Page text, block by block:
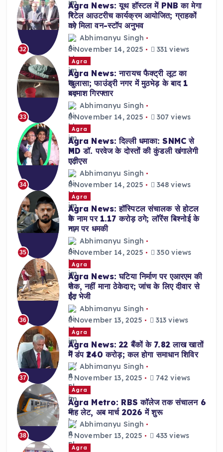
32
Agra News: यूथ हॉस्टल में PNB का मेगा
रिटेल आउटरीच कार्यक्रम आयोजित; ग्राहकों
को मिला वन-स्टॉप अनुभव
Abhimanyu Singh
November 14, 2025
331 views
33
Agra
Agra News: नारायच फैक्ट्री लूट का
खुलासा; फाउंड्री नगर में मुठभेड़ के बाद 1
बदमाश गिरफ्तार
Abhimanyu Singh
November 14, 2025
307 views
34
Agra
Agra News: दिल्ली धमाका: SNMC से
MD डॉ. परवेज के दोस्तों की कुंडली खंगालेगी
एटीएस
Abhimanyu Singh
November 14, 2025
348 views
35
Agra
Agra News: हॉस्पिटल संचालक से होटल
के नाम पर 1.17 करोड़ ठगे; लॉरेंस बिश्नोई के
नाम पर धमकी
Abhimanyu Singh
November 14, 2025
350 views
36
Agra
Agra News: घटिया निर्माण पर एआरएम की
रोक, नहीं माना ठेकेदार; जांच के लिए दीवार से
ईंट भेजी
Abhimanyu Singh
November 13, 2025
313 views
37
Agra
Agra News: 22 बैंकों के 7.82 लाख खातों
में डंप ₹240 करोड़; कल होगा समाधान शिविर
Abhimanyu Singh
November 13, 2025
742 views
38
Agra
Agra Metro: RBS कॉलेज तक संचालन 6
माह लेट, अब मार्च 2026 में शुरू
Abhimanyu Singh
November 13, 2025
433 views
Agra